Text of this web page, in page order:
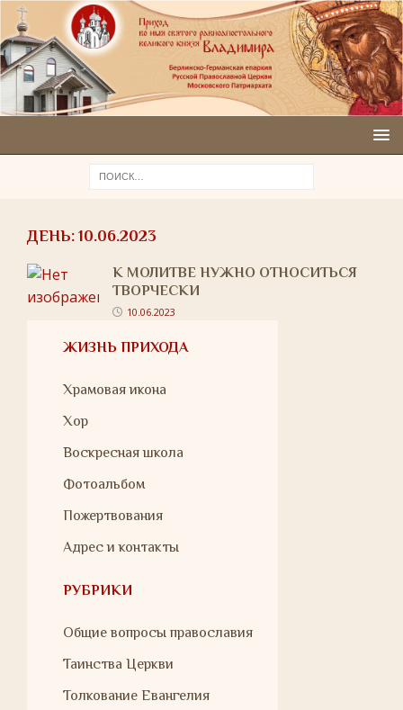
ДЕНЬ: 10.06.2023
К МОЛИТВЕ НУЖНО ОТНОСИТЬСЯ
ТВОРЧЕСКИ
10.06.2023
ЖИЗНЬ ПРИХОДА
Храмовая икона
Хор
Воскресная школа
Фотоальбом
Пожертвования
Адрес и контакты
РУБРИКИ
Общие вопросы православия
Таинства Церкви
Толкование Евангелия